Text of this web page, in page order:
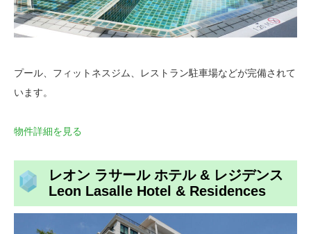
プール、フィットネスジム、レストラン駐車場などが完備されて
います。
物件詳細を見る
レオン ラサール ホテル & レジデンス
Leon Lasalle Hotel & Residences